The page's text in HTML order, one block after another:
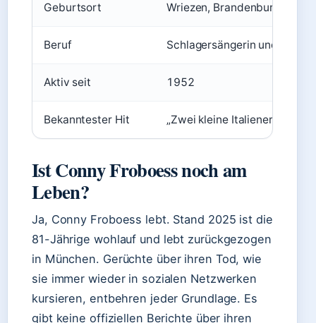
Geburtsort Wriezen, Brandenburg
Beruf Schlagersängerin und
Aktiv seit 1952
Bekanntester Hit „Zwei kleine Italiener“
Ist Conny Froboess noch am
Leben?
Ja, Conny Froboess lebt. Stand 2025 ist die
81-Jährige wohlauf und lebt zurückgezogen
in München. Gerüchte über ihren Tod, wie
sie immer wieder in sozialen Netzwerken
kursieren, entbehren jeder Grundlage. Es
gibt keine offiziellen Berichte über ihren